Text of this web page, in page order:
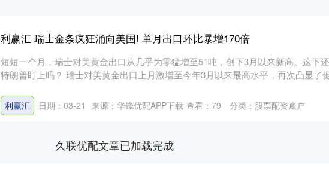
利赢汇 瑞士金条疯狂涌向美国! 单月出口环比暴增170倍
短短一个月，瑞士对美黄金出口从几乎为零猛增至51吨，创下3月以来新高。这下
特朗普盯上吗？ 瑞士对美黄金出口上月激增至今年3月以来最高水平，再次凸显了
利赢汇 日期：03-21 来源：华锋优配APP下载 查看： 79 分类： 股票配资账户
久联优配文章已加载完成